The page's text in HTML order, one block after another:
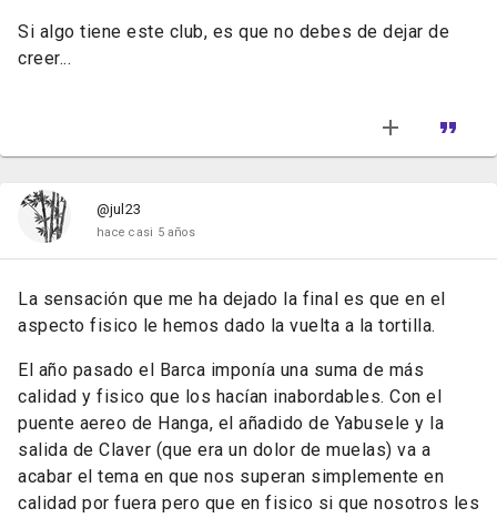
Si algo tiene este club, es que no debes de dejar de
creer...
@jul23
hace casi 5 años
La sensación que me ha dejado la final es que en el
aspecto fisico le hemos dado la vuelta a la tortilla.
El año pasado el Barca imponía una suma de más
calidad y fisico que los hacían inabordables. Con el
puente aereo de Hanga, el añadido de Yabusele y la
salida de Claver (que era un dolor de muelas) va a
acabar el tema en que nos superan simplemente en
calidad por fuera pero que en fisico si que nosotros les